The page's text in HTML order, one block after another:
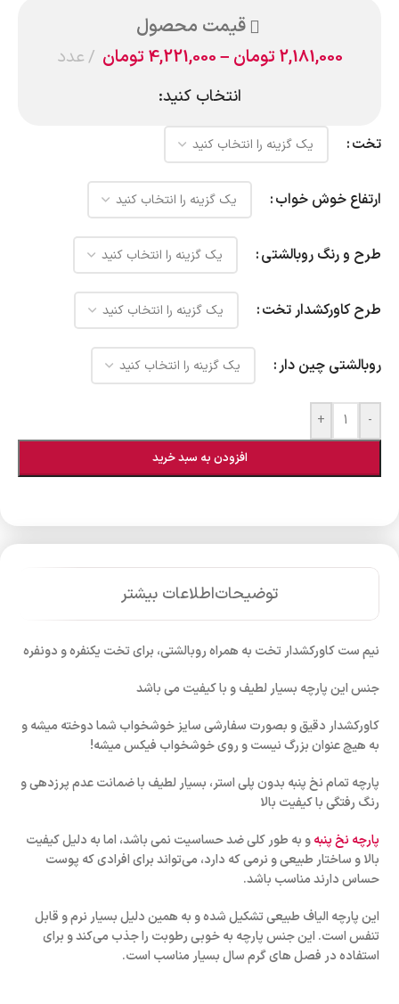
قیمت محصول
2,181,000تومان –
4,221,000تومان عدد
انتخاب کنید:
تخت
ارتفاع خوش خواب
طرح و رنگ روبالشتی
طرح کاورکشدار تخت
روبالشتی چین دار
-
+
افزودن به سبد خرید
توضیحاتاطلاعات بیشتر
نیم ست کاورکشدار تخت به همراه روبالشتی، برای تخت یکنفره و دونفره
جنس این پارچه بسیار لطیف و با کیفیت می باشد
کاورکشدار دقیق و بصورت سفارشی سایز خوشخواب شما دوخته میشه و
به هیچ عنوان بزرگ نیست و روی خوشخواب فیکس میشه!
پارچه تمام نخ پنبه بدون پلی استر، بسیار لطیف با ضمانت عدم پرزدهی و
رنگ رفتگی با کیفیت بالا
پارچه نخ پنبهو به طور کلی ضد حساسیت نمی باشد، اما به دلیل کیفیت
بالا و ساختار طبیعی و نرمی که دارد، می‌تواند برای افرادی که پوست
حساس دارند مناسب باشد.
این پارچه الیاف طبیعی تشکیل شده و به همین دلیل بسیار نرم و قابل
تنفس است. این جنس پارچه به خوبی رطوبت را جذب می‌کند و برای
استفاده در فصل های گرم سال بسیار مناسب است.